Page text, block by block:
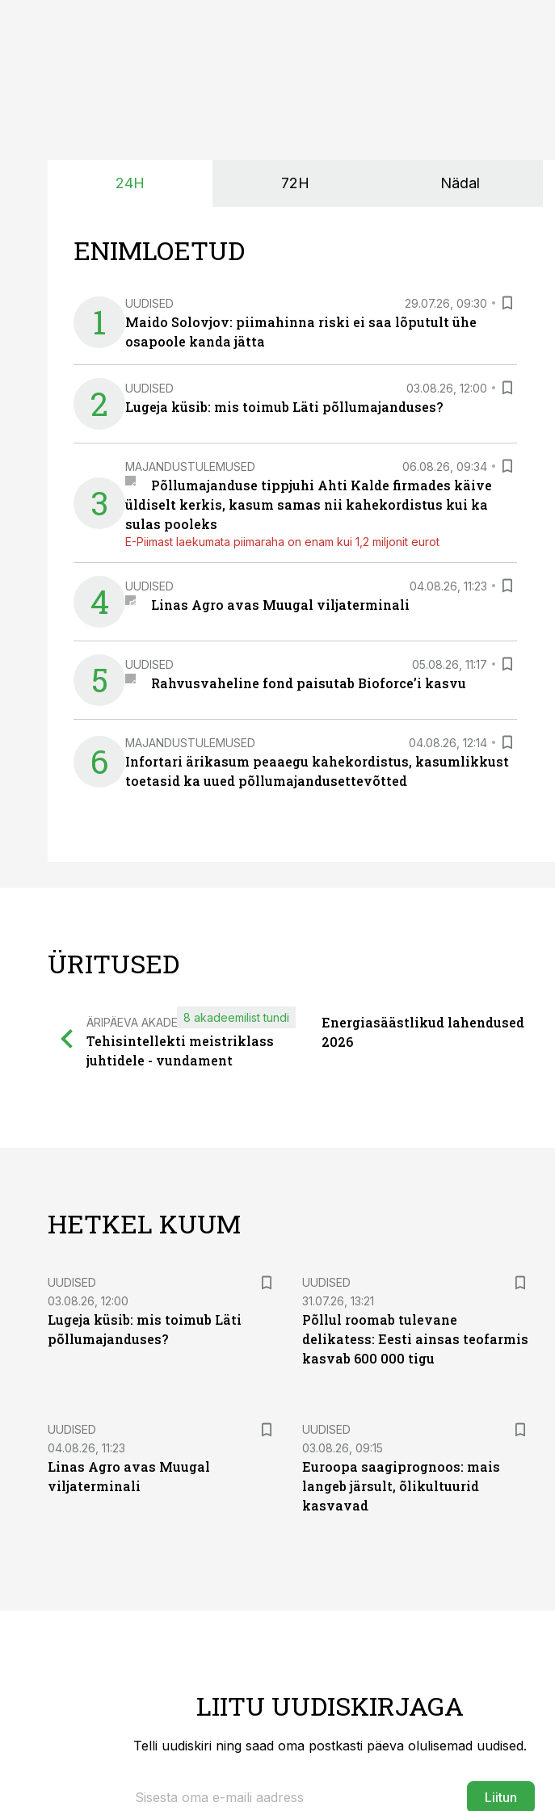
24H 72H Nädal
ENIMLOETUD
1 UUDISED 29.07.26, 09:30
Maido Solovjov: piimahinna riski ei saa lõputult ühe
osapoole kanda jätta
2 UUDISED 03.08.26, 12:00
Lugeja küsib: mis toimub Läti põllumajanduses?
3
MAJANDUSTULEMUSED 06.08.26, 09:34
Põllumajanduse tippjuhi Ahti Kalde firmades käive
üldiselt kerkis, kasum samas nii kahekordistus kui ka
sulas pooleks
E-Piimast laekumata piimaraha on enam kui 1,2 miljonit eurot
4 UUDISED 04.08.26, 11:23
Linas Agro avas Muugal viljaterminali
5 UUDISED 05.08.26, 11:17
Rahvusvaheline fond paisutab Bioforce’i kasvu
6 MAJANDUSTULEMUSED 04.08.26, 12:14
Infortari ärikasum peaaegu kahekordistus, kasumlikkust
toetasid ka uued põllumajandusettevõtted
ÜRITUSED
ÄRIPÄEVA AKADEEMIA
Tehisintellekti meistriklass
juhtidele - vundament
8 akadeemilist tundi
Energiasäästlikud lahendused
2026
HETKEL KUUM
UUDISED
03.08.26, 12:00
Lugeja küsib: mis toimub Läti
põllumajanduses?
UUDISED
31.07.26, 13:21
Põllul roomab tulevane
delikatess: Eesti ainsas teofarmis
kasvab 600 000 tigu
UUDISED
04.08.26, 11:23
Linas Agro avas Muugal
viljaterminali
UUDISED
03.08.26, 09:15
Euroopa saagiprognoos: mais
langeb järsult, õlikultuurid
kasvavad
LIITU UUDISKIRJAGA
Telli uudiskiri ning saad oma postkasti päeva olulisemad uudised.
Liitun